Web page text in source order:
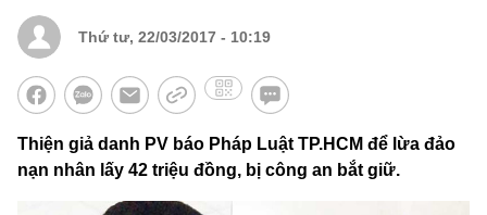
Thứ tư, 22/03/2017 - 10:19
Thiện giả danh PV báo Pháp Luật TP.HCM để lừa đảo
nạn nhân lấy 42 triệu đồng, bị công an bắt giữ.